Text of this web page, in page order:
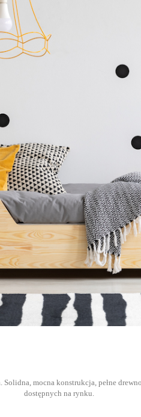
mocna konstrukcja, pełne
dostępnych na rynku.